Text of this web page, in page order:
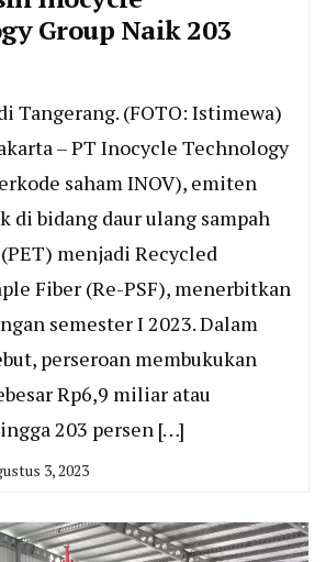
Group Naik 203
Tangerang. (FOTO: Istimewa)
– PT Inocycle Technology
saham INOV), emiten
di bidang daur ulang sampah
menjadi Recycled
Fiber (Re-PSF), menerbitkan
semester I 2023. Dalam
perseroan membukukan
Rp6,9 miliar atau
203 persen […]
3, 2023